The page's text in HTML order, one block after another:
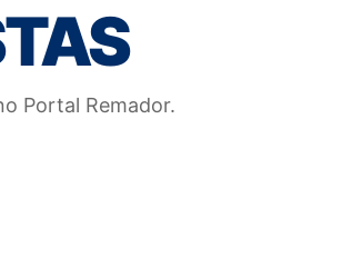
Portal Remador.